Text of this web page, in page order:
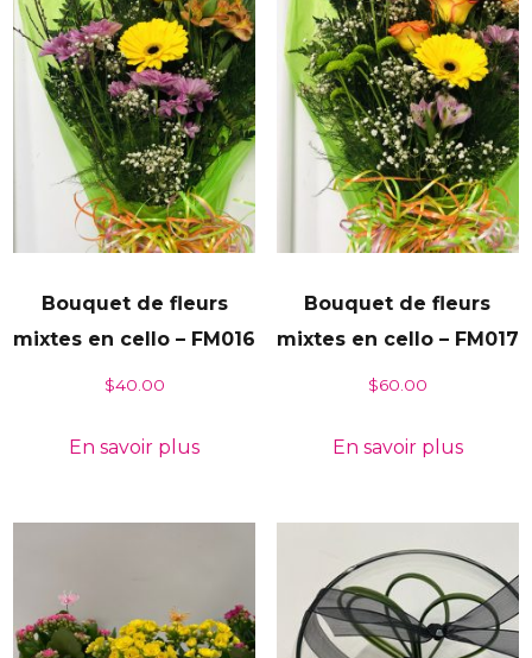
Bouquet de fleurs
mixtes en cello – FM016
$40.00
En savoir plus
Bouquet de fleurs
mixtes en cello – FM017
$60.00
En savoir plus